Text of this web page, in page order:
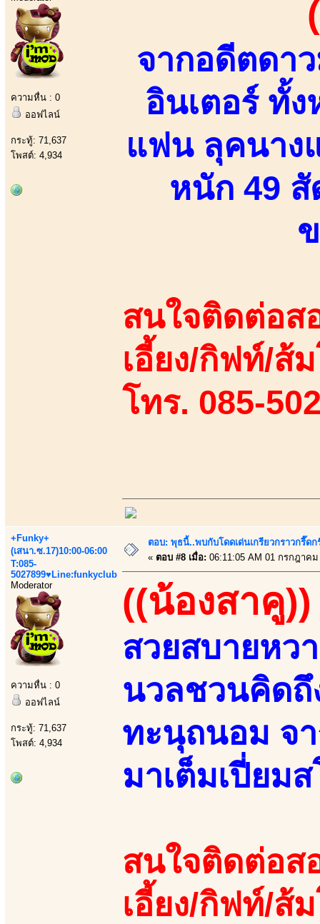
ความหื่น : 0
ออฟไลน์
กระทู้: 71,637
โพสต์: 4,934
จากอดีตดา
อินเตอร์ ทั้
แฟน ลุคนาง
หนัก 49 สั
สนใจติดต่อส
เอี้ยง/กิฟท์/ส้
โทร. 085-
+Funky+
(เสนา.ซ.17)10:00-06:00
T:085-
5027899♥Line:funkyclub
Moderator
ความหื่น : 0
ออฟไลน์
กระทู้: 71,637
โพสต์: 4,934
ตอบ: พุธนี้..พบกับโดดเด่นเกรียวกราวกรี๊
« ตอบ #8 เมื่อ: 06:11:05 AM 01 กรกฎาคม
((น้องสาคู))
สวยสบายหว
นวลชวนคิดถึ
ทะนุถนอม จา
มาเต็มเปี่ยม
สนใจติดต่อส
เอี้ยง/กิฟท์/ส้